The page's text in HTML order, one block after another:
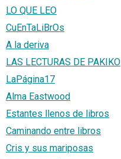
LO QUE LEO
CuEnTaLiBrOs
A la deriva
LAS LECTURAS DE PAKIKO
LaPágina17
Alma Eastwood
Estantes llenos de libros
Caminando entre libros
Cris y sus mariposas